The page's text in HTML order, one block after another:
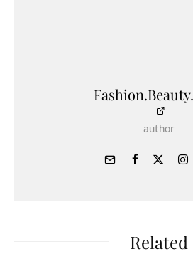
author
Related